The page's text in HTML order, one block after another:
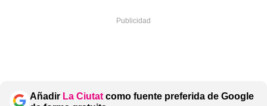
Añadir La Ciutat como fuente preferida de Google